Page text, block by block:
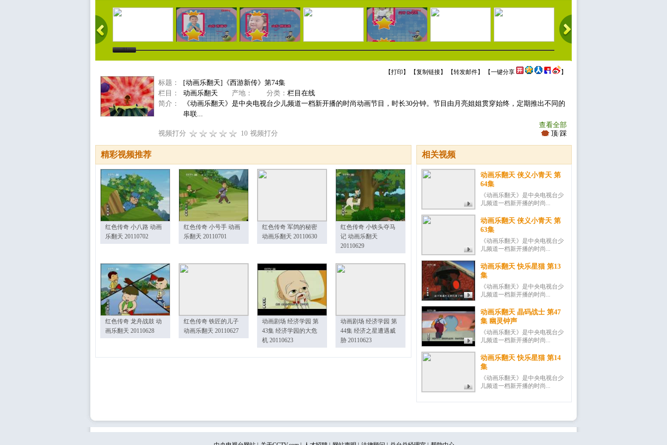
【打印 】 【复制链接】 【转发邮件】 【一键分享 】
标题：
[动画乐翻天]《西游新传》第74集
栏目：
动画乐翻天 产地： 分类： 栏目在线
简介：
《动画乐翻天》是中央电视台少儿频道一档新开播的时尚动画节目，时长30分钟。节目由月亮姐姐贯穿始终，定期推出不同的
串联...
查看全部
视频打分
10 视频打分 顶/踩
相关视频
动画乐翻天 侠义小青天 第
64集
《动画乐翻天》是中央电视台少
儿频道一档新开播的时尚...
动画乐翻天 侠义小青天 第
63集
《动画乐翻天》是中央电视台少
儿频道一档新开播的时尚...
动画乐翻天 快乐星猫 第13
集
《动画乐翻天》是中央电视台少
儿频道一档新开播的时尚...
动画乐翻天 晶码战士 第47
集 幽灵钟声
《动画乐翻天》是中央电视台少
儿频道一档新开播的时尚...
动画乐翻天 快乐星猫 第14
集
《动画乐翻天》是中央电视台少
儿频道一档新开播的时尚...
精彩视频推荐
红色传奇 小八路 动画
乐翻天 20110702
红色传奇 小号手 动画
乐翻天 20110701
红色传奇 军鸽的秘密
动画乐翻天 20110630
红色传奇 小铁头夺马
记 动画乐翻天
20110629
红色传奇 龙舟战鼓 动
画乐翻天 20110628
红色传奇 铁匠的儿子
动画乐翻天 20110627
动画剧场 经济学园 第
43集 经济学园的大危
机 20110623
动画剧场 经济学园 第
44集 经济之星遭遇威
胁 20110623